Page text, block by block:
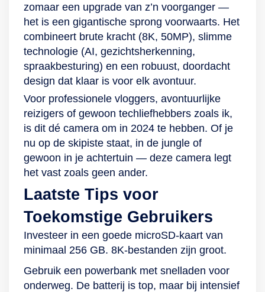
zomaar een upgrade van z’n voorganger —
het is een gigantische sprong voorwaarts. Het
combineert brute kracht (8K, 50MP), slimme
technologie (AI, gezichtsherkenning,
spraakbesturing) en een robuust, doordacht
design dat klaar is voor elk avontuur.
Voor professionele vloggers, avontuurlijke
reizigers of gewoon techliefhebbers zoals ik,
is dit dé camera om in 2024 te hebben. Of je
nu op de skipiste staat, in de jungle of
gewoon in je achtertuin — deze camera legt
het vast zoals geen ander.
Laatste Tips voor
Toekomstige Gebruikers
Investeer in een goede microSD-kaart van
minimaal 256 GB. 8K-bestanden zijn groot.
Gebruik een powerbank met snelladen voor
onderweg. De batterij is top, maar bij intensief